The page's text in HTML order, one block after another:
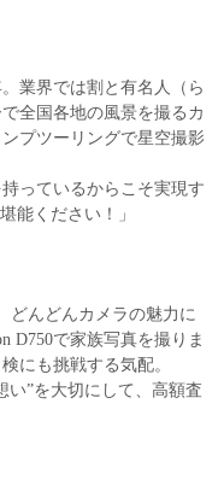
業界では割と有名人（ら
全国各地の風景を撮るカ
プツーリングで星空撮影
っているからこそ実現す
能ください！」
どんどんカメラの魅力に
D750で家族写真を撮りま
にも挑戦する気配。
い”を大切にして、高額査